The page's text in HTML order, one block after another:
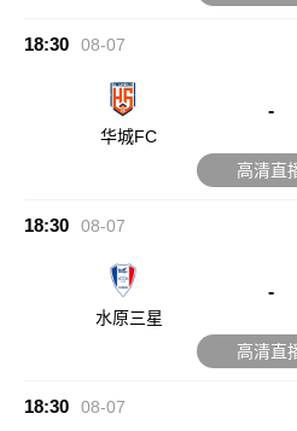
18:30 08-07
华城FC
-
高清直
18:30 08-07
水原三星
-
高清直
18:30 08-07